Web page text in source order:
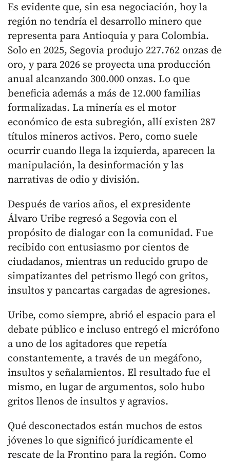
Es evidente que, sin esa negociación, hoy la
región no tendría el desarrollo minero que
representa para Antioquia y para Colombia.
Solo en 2025, Segovia produjo 227.762 onzas de
oro, y para 2026 se proyecta una producción
anual alcanzando 300.000 onzas. Lo que
beneficia además a más de 12.000 familias
formalizadas. La minería es el motor
económico de esta subregión, allí existen 287
títulos mineros activos. Pero, como suele
ocurrir cuando llega la izquierda, aparecen la
manipulación, la desinformación y las
narrativas de odio y división.
Después de varios años, el expresidente
Álvaro Uribe regresó a Segovia con el
propósito de dialogar con la comunidad. Fue
recibido con entusiasmo por cientos de
ciudadanos, mientras un reducido grupo de
simpatizantes del petrismo llegó con gritos,
insultos y pancartas cargadas de agresiones.
Uribe, como siempre, abrió el espacio para el
debate público e incluso entregó el micrófono
a uno de los agitadores que repetía
constantemente, a través de un megáfono,
insultos y señalamientos. El resultado fue el
mismo, en lugar de argumentos, solo hubo
gritos llenos de insultos y agravios.
Qué desconectados están muchos de estos
jóvenes lo que significó jurídicamente el
rescate de la Frontino para la región. Como